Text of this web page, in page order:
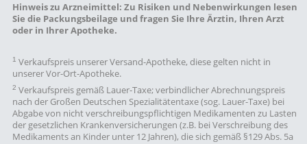
Hinweis zu Arzneimittel: Zu Risiken und Nebenwirkungen lesen
Sie die Packungsbeilage und fragen Sie Ihre Ärztin, Ihren Arzt
oder in Ihrer Apotheke.
1 Verkaufspreis unserer Versand-Apotheke, diese gelten nicht in
unserer Vor-Ort-Apotheke.
2 Verkaufspreis gemäß Lauer-Taxe; verbindlicher Abrechnungspreis
nach der Großen Deutschen Spezialitätentaxe (sog. Lauer-Taxe) bei
Abgabe von nicht verschreibungspflichtigen Medikamenten zu Lasten
der gesetzlichen Krankenversicherungen (z.B. bei Verschreibung des
Medikaments an Kinder unter 12 Jahren), die sich gemäß §129 Abs. 5a